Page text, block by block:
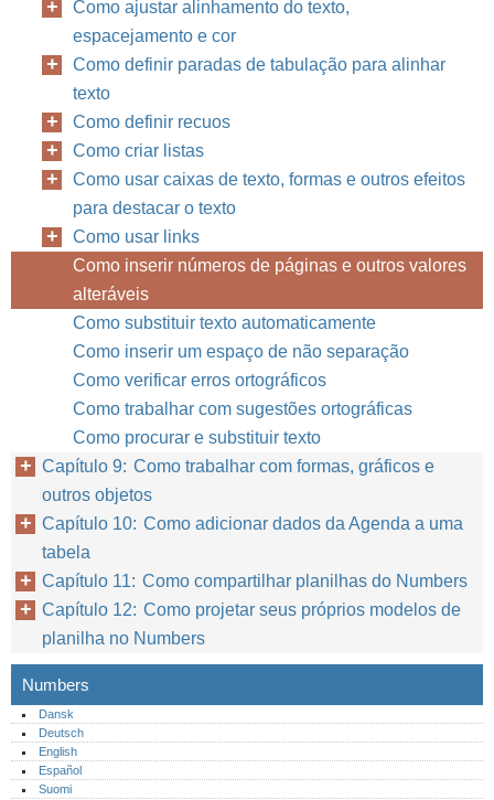
Como ajustar alinhamento do texto,
espacejamento e cor
Como definir paradas de tabulação para alinhar
texto
Como definir recuos
Como criar listas
Como usar caixas de texto, formas e outros efeitos
para destacar o texto
Como usar links
Como inserir números de páginas e outros valores
alteráveis
Como substituir texto automaticamente
Como inserir um espaço de não separação
Como verificar erros ortográficos
Como trabalhar com sugestões ortográficas
Como procurar e substituir texto
Capítulo 9: Como trabalhar com formas, gráficos e
outros objetos
Capítulo 10: Como adicionar dados da Agenda a uma
tabela
Capítulo 11: Como compartilhar planilhas do Numbers
Capítulo 12: Como projetar seus próprios modelos de
planilha no Numbers
Numbers
Dansk
Deutsch
English
Español
Suomi